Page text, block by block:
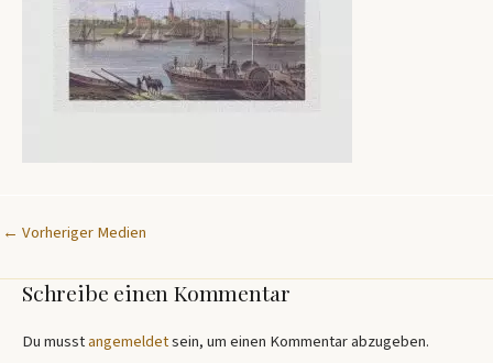
← Vorheriger Medien
Schreibe einen Kommentar
Du musstangemeldetsein, um einen Kommentar abzugeben.